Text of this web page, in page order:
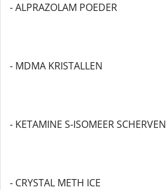
- ALPRAZOLAM POEDER
- MDMA KRISTALLEN
- KETAMINE S-ISOMEER SCHERVEN
- CRYSTAL METH ICE